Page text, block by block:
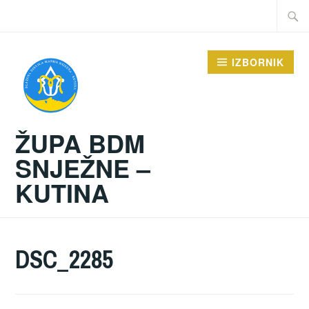
Traži:
ŽUPA BDM
SNJEŽNE –
KUTINA
IZBORNIK
DSC_2285